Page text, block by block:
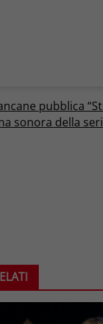
pubblica
sonora della